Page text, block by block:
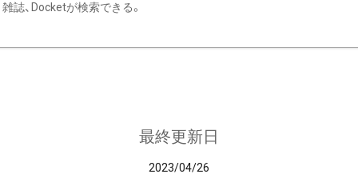
雑誌、Docketが検索できる。
最終更新日
2023/04/26